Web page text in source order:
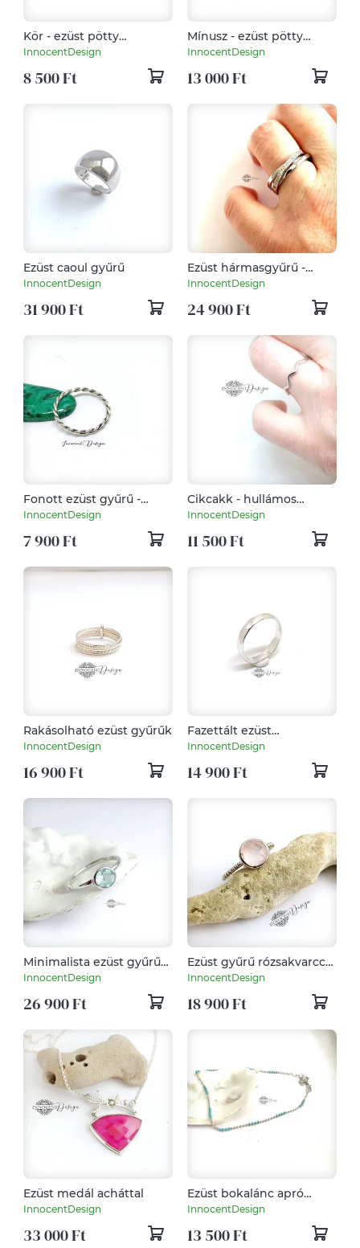
Kör - ezüst pötty
fülbevaló
InnocentDesign
8 500 Ft
Mínusz - ezüst pötty
fülbevaló
InnocentDesign
13 000 Ft
Ezüst caoul gyűrű
InnocentDesign
31 900 Ft
Ezüst hármasgyűrű -
trinity II.
InnocentDesign
24 900 Ft
Fonott ezüst gyűrű -
minimalista - szimpla
InnocentDesign
7 900 Ft
Cikcakk - hullámos
ezüstgyűrű
InnocentDesign
11 500 Ft
Rakásolható ezüst gyűrűk
InnocentDesign
16 900 Ft
Fazettált ezüst
karikagyűrű
InnocentDesign
14 900 Ft
Minimalista ezüst gyűrű
akvamarin kővel 57-es
InnocentDesign
26 900 Ft
Ezüst gyűrű rózsakvarccal
56-os
InnocentDesign
18 900 Ft
Ezüst medál acháttal
InnocentDesign
33 000 Ft
Ezüst bokalánc apró
türkizkék gyöngyökkel –
minimalista, nőies ékszer
InnocentDesign
13 500 Ft